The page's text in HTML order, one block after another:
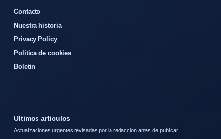
Contacto
Nuestra historia
Privacy Policy
Politica de cookies
Boletin
Ultimos articulos
Actualizaciones urgentes revisadas por la redaccion antes de publicar.